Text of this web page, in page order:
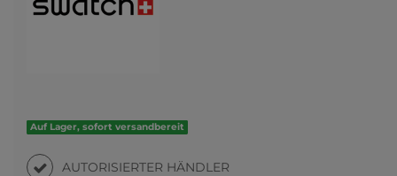
Auf Lager, sofort versandbereit
AUTORISIERTER HÄNDLER